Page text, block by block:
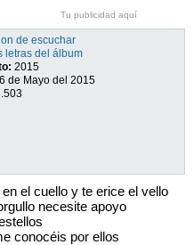
Tu publicidad aquí
de escuchar
letras del álbum
2015
6 de Mayo del 2015
el cuello y te erice el vello
necesite apoyo
conocéis por ellos